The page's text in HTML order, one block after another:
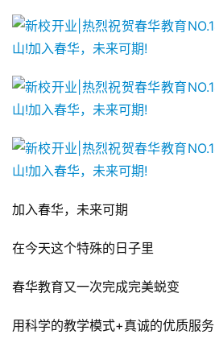
加入春华，未来可期
在今天这个特殊的日子里
春华教育又一次完成完美蜕变
用科学的教学模式+真诚的优质服务